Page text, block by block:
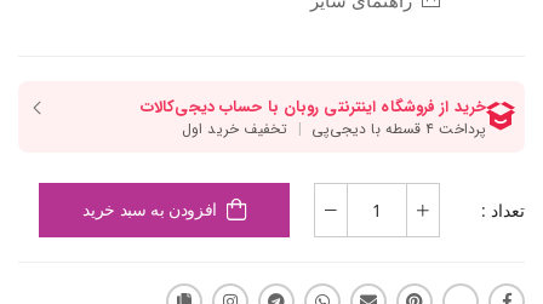
تعداد : افزودن به سبد خرید